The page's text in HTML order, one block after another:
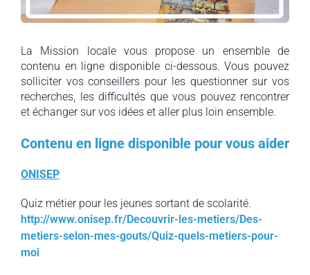
La Mission locale vous propose un ensemble de
contenu en ligne disponible ci-dessous. Vous pouvez
solliciter vos conseillers pour les questionner sur vos
recherches, les difficultés que vous pouvez rencontrer
et échanger sur vos idées et aller plus loin ensemble.
Contenu en ligne disponible pour vous aider
ONISEP
Quiz métier pour les jeunes sortant de scolarité.
http://www.onisep.fr/Decouvrir-les-metiers/Des-
metiers-selon-mes-gouts/Quiz-quels-metiers-pour-
moi